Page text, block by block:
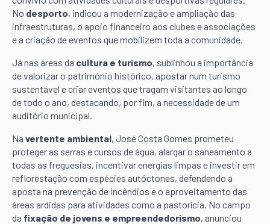
No desporto, indicou a modernização e ampliação das
infraestruturas, o apoio financeiro aos clubes e associações
e a criação de eventos que mobilizem toda a comunidade.
Já nas áreas da cultura e turismo, sublinhou a importância
de valorizar o património histórico, apostar num turismo
sustentável e criar eventos que tragam visitantes ao longo
de todo o ano, destacando, por fim, a necessidade de um
auditório municipal.
Na vertente ambiental, José Costa Gomes prometeu
proteger as serras e cursos de água, alargar o saneamento a
todas as freguesias, incentivar energias limpas e investir em
reflorestação com espécies autóctones, defendendo a
aposta na prevenção de incêndios e o aproveitamento das
áreas ardidas para atividades como a pastorícia. No campo
da fixação de jovens e empreendedorismo, anunciou